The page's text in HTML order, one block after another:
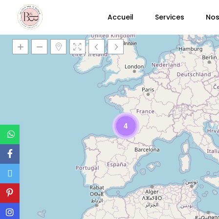
Accueil Services
Chargement des cartes
4